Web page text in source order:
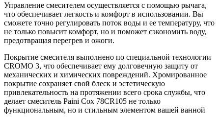
Управление смесителем осуществляется с помощью рычага,
что обеспечивает легкость и комфорт в использовании. Вы
сможете точно регулировать поток воды и ее температуру, что
не только повысит комфорт, но и поможет сэкономить воду,
предотвращая перегрев и ожоги.
Покрытие смесителя выполнено по специальной технологии
CROMO 3, что обеспечивает ему долговечную защиту от
механических и химических повреждений. Хромированное
покрытие сохраняет свой блеск и эстетическую
привлекательность на протяжении всего срока службы, что
делает смеситель Paini Cox 78CR105 не только
функциональным, но и стильным элементом вашей ванной